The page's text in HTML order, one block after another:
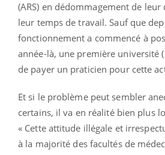
(ARS) en dédommagement de
leur temps de travail. Sauf que
fonctionnement a commencé à
année-là, une première université
de payer un praticien pour cette
Et si le problème peut sembler
certains, il va en réalité bien plus
« Cette attitude illégale et
à la majorité des facultés de